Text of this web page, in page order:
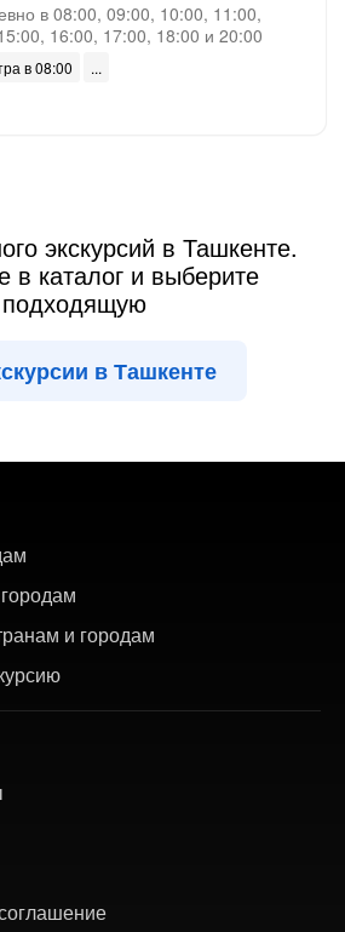
в 08:00, 09:00, 10:00, 11:00,
16:00, 17:00, 18:00 и 20:00
в 08:00
экскурсий в Ташкенте.
в каталог и выберите
подходящую
в Ташкенте
и городам